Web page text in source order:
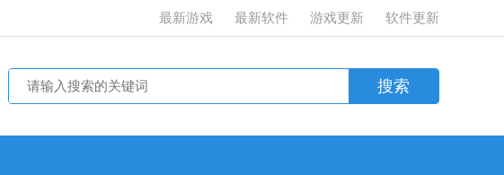
最新游戏 最新软件 游戏更新 软件更新